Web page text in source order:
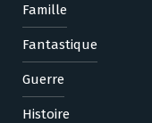
Famille
Fantastique
Guerre
Histoire